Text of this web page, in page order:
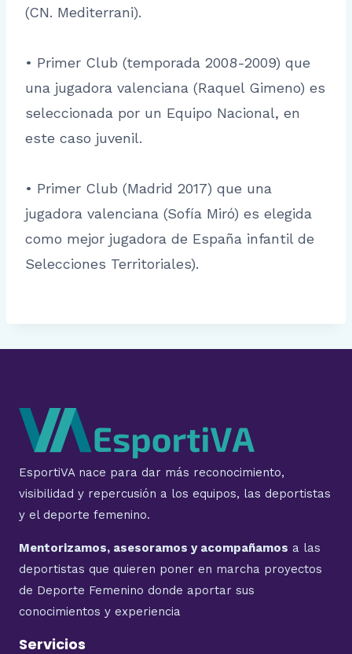
(CN. Mediterrani).
• Primer Club (temporada 2008-2009) que
una jugadora valenciana (Raquel Gimeno) es
seleccionada por un Equipo Nacional, en
este caso juvenil.
• Primer Club (Madrid 2017) que una
jugadora valenciana (Sofía Miró) es elegida
como mejor jugadora de España infantil de
Selecciones Territoriales).
EsportiVA nace para dar más reconocimiento,
visibilidad y repercusión a los equipos, las deportistas
y el deporte femenino.
Mentorizamos, asesoramos y acompañamos a las
deportistas que quieren poner en marcha proyectos
de Deporte Femenino donde aportar sus
conocimientos y experiencia
Servicios